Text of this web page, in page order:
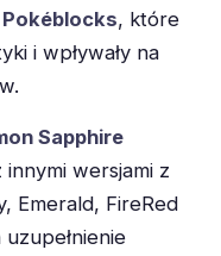
Pokéblocks, które
i wpływały na
Sapphire
innymi wersjami z
Emerald, FireRed